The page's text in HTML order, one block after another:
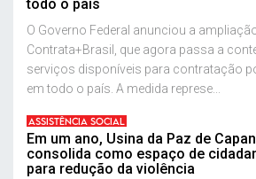
todo o país
O Governo Federal anunciou a
Contrata+Brasil, que agora passa a
serviços disponíveis para contratação
em todo o país. A medida represe...
ASSISTÊNCIA SOCIAL
Em um ano, Usina da Paz de
consolida como espaço de
para redução da violência